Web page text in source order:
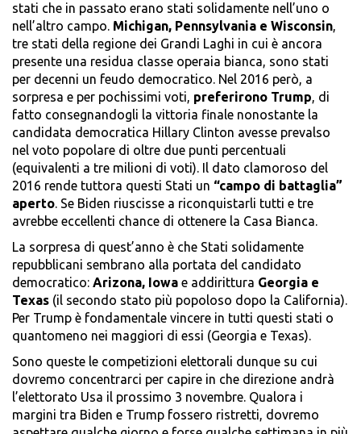
stati che in passato erano stati solidamente nell’uno o
nell’altro campo. Michigan, Pennsylvania e Wisconsin,
tre stati della regione dei Grandi Laghi in cui è ancora
presente una residua classe operaia bianca, sono stati
per decenni un feudo democratico. Nel 2016 però, a
sorpresa e per pochissimi voti, preferirono Trump, di
fatto consegnandogli la vittoria finale nonostante la
candidata democratica Hillary Clinton avesse prevalso
nel voto popolare di oltre due punti percentuali
(equivalenti a tre milioni di voti). Il dato clamoroso del
2016 rende tuttora questi Stati un “campo di battaglia”
aperto. Se Biden riuscisse a riconquistarli tutti e tre
avrebbe eccellenti chance di ottenere la Casa Bianca.
La sorpresa di quest’anno è che Stati solidamente
repubblicani sembrano alla portata del candidato
democratico: Arizona, Iowa e addirittura Georgia e
Texas (il secondo stato più popoloso dopo la California).
Per Trump è fondamentale vincere in tutti questi stati o
quantomeno nei maggiori di essi (Georgia e Texas).
Sono queste le competizioni elettorali dunque su cui
dovremo concentrarci per capire in che direzione andrà
l’elettorato Usa il prossimo 3 novembre. Qualora i
margini tra Biden e Trump fossero ristretti, dovremo